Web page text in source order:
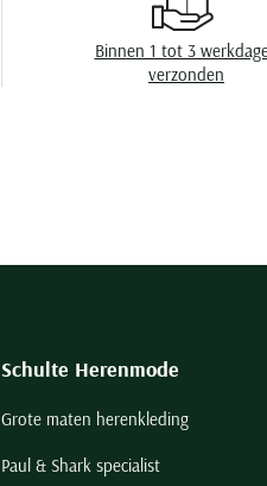
Binnen 1 tot 3
verzonden
Schulte Herenmode
Grote maten herenkleding
Paul & Shark specialist